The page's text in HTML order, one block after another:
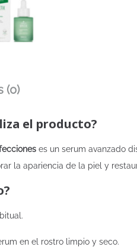
(0)
el producto?
es un serum avanzado
la apariencia de la piel y
en el rostro limpio y seco.